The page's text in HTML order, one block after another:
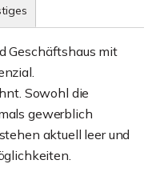
Geschäftshaus mit
Sowohl die
gewerblich
aktuell leer und